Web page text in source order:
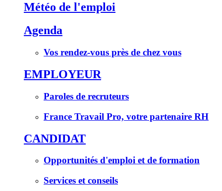
Météo de l'emploi
Agenda
Vos rendez-vous près de chez vous
EMPLOYEUR
Paroles de recruteurs
France Travail Pro, votre partenaire RH
CANDIDAT
Opportunités d'emploi et de formation
Services et conseils